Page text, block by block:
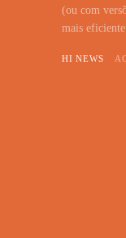
(ou com
mais
HI NEWS